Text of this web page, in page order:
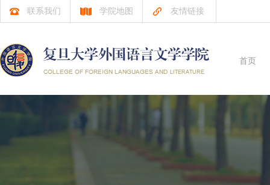
联系我们 学院地图 友情链接
首页